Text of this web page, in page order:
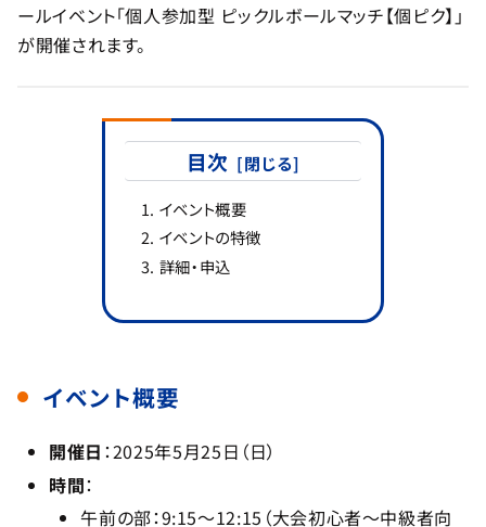
ールイベント「個人参加型 ピックルボールマッチ【個ピク】」
が開催されます。
目次
イベント概要
イベントの特徴
詳細・申込
イベント概要
開催日 ：2025年5月25日（日）
時間：
午前の部：9:15～12:15（大会初心者～中級者向